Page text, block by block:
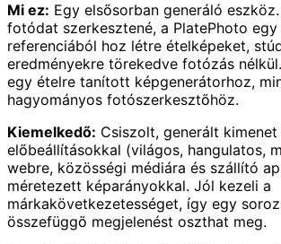
Mi ez: Egy elsősorban generáló
fotódat szerkesztené, a PlatePhoto
referenciából hoz létre ételképeket,
eredményekre törekedve fotózás
egy ételre tanított képgenerátorhoz,
hagyományos fotószerkesztőhöz.
Kiemelkedő: Csiszolt, generált
előbeállításokkal (világos, hangulatos,
webre, közösségi médiára és szállító
méretezett képarányokkal. Jól kezeli a
márkakövetkezetességet, így egy
összefüggő megjelenést oszthat meg.